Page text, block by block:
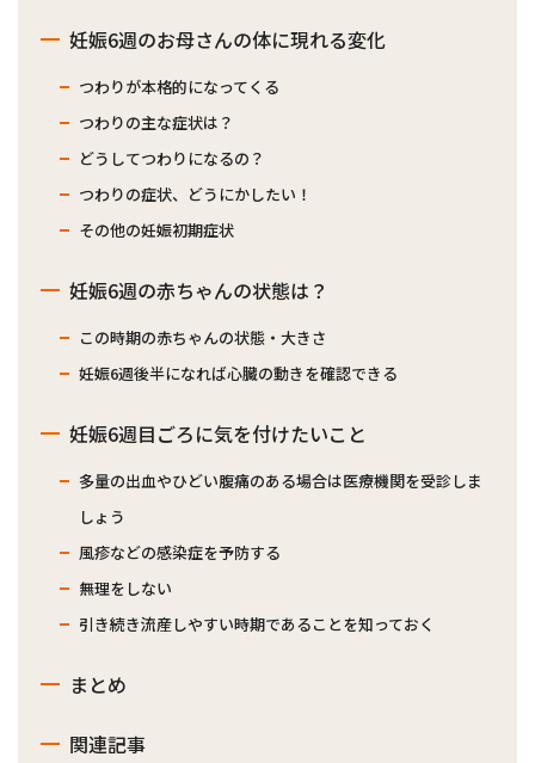
妊娠6週のお母さんの体に現れる変化
つわりが本格的になってくる
つわりの主な症状は？
どうしてつわりになるの？
つわりの症状、どうにかしたい！
その他の妊娠初期症状
妊娠6週の赤ちゃんの状態は？
この時期の赤ちゃんの状態・大きさ
妊娠6週後半になれば心臓の動きを確認できる
妊娠6週目ごろに気を付けたいこと
多量の出血やひどい腹痛のある場合は医療機関を受診しま
しょう
風疹などの感染症を予防する
無理をしない
引き続き流産しやすい時期であることを知っておく
まとめ
関連記事